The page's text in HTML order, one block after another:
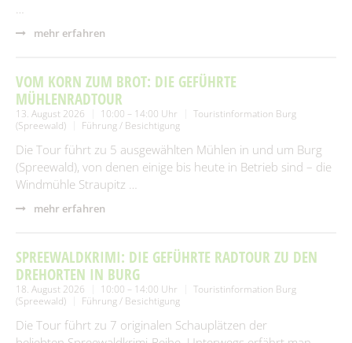
…
mehr erfahren
VOM KORN ZUM BROT: DIE GEFÜHRTE
MÜHLENRADTOUR
13. August 2026 10:00 – 14:00 Uhr
Touristinformation Burg
(Spreewald)
Führung / Besichtigung
Die Tour führt zu 5 ausgewählten Mühlen in und um Burg
(Spreewald), von denen einige bis heute in Betrieb sind – die
Windmühle Straupitz …
mehr erfahren
SPREEWALDKRIMI: DIE GEFÜHRTE RADTOUR ZU DEN
DREHORTEN IN BURG
18. August 2026 10:00 – 14:00 Uhr
Touristinformation Burg
(Spreewald)
Führung / Besichtigung
Die Tour führt zu 7 originalen Schauplätzen der